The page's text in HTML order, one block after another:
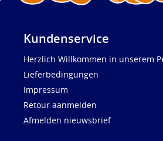
Kundenservice
Herzlich Willkommen in unserem
Lieferbedingungen
Impressum
Retour aanmelden
Afmelden nieuwsbrief